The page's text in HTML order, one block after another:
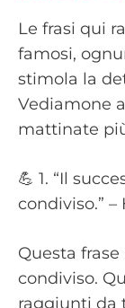
Le frasi qui
famosi,
stimola la
Vediamone
mattinate
💪 1. “Il
condiviso.”
Questa
condiviso.
raggiunti da